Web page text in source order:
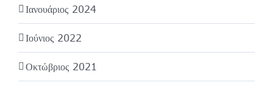
Ιανουάριος 2024
Ιούνιος 2022
Οκτώβριος 2021